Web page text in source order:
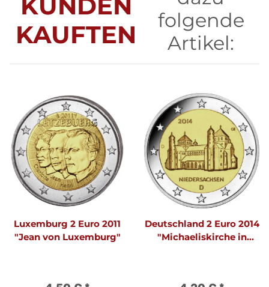
KAUFTEN
folgende
Artikel:
Luxemburg 2 Euro 2011
"Jean von Luxemburg"
Deutschland 2 Euro 2014
"Michaeliskirche in